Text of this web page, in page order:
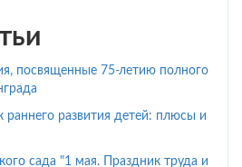
посвященные 75-летию полного
раннего развития детей: плюсы и
сада "1 мая. Праздник труда и